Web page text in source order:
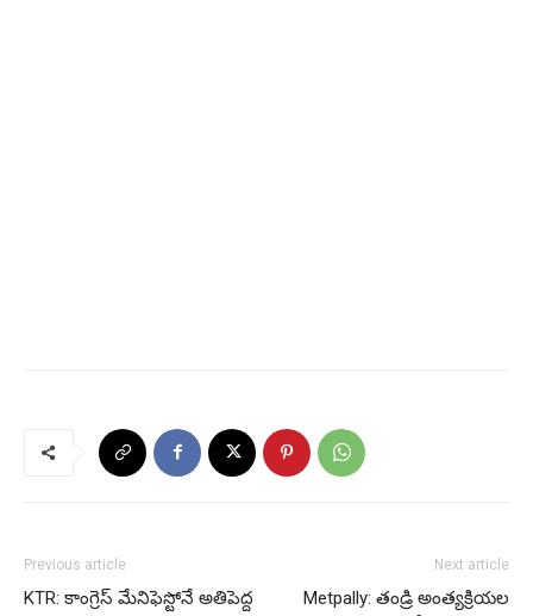
Previous article
KTR: కాంగ్రెస్ మేనిఫెస్టోనే అతిపెద్ద
Next article
Metpally: తండ్రి అంత్యక్రియల